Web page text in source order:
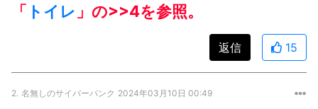
「 トイレ 」の>>4を参照。
返信 15
2. 名無しのサイバーパンク 2024年03月10日 00:49